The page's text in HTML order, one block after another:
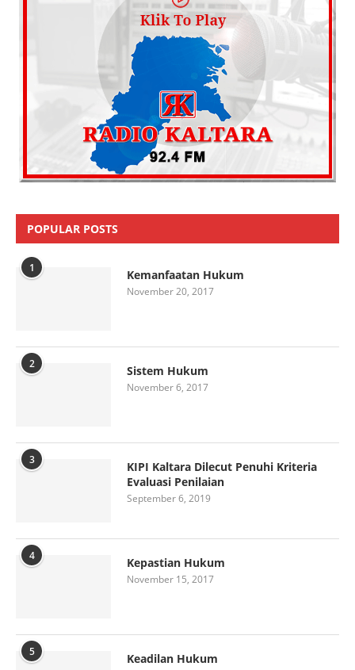
POPULAR POSTS
1 Kemanfaatan Hukum
November 20, 2017
2 Sistem Hukum
November 6, 2017
3
KIPI Kaltara Dilecut Penuhi Kriteria
Evaluasi Penilaian
September 6, 2019
4 Kepastian Hukum
November 15, 2017
5 Keadilan Hukum